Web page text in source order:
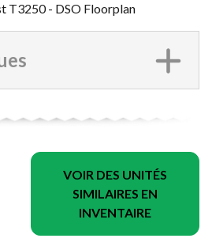
T3250 - DSO Floorplan
VOIR DES UNITÉS
SIMILAIRES EN
INVENTAIRE